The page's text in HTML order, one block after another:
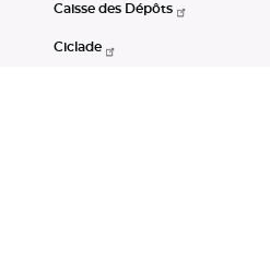
Caisse des Dépôts
Ciclade